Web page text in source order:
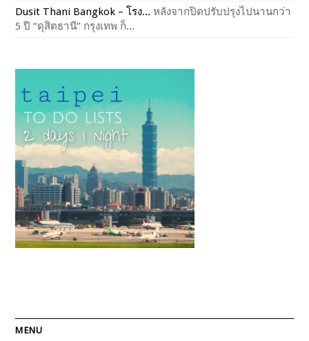
Dusit Thani Bangkok – โรง... หลังจากปิดปรับปรุงไปนานกว่า
5 ปี “ดุสิตธานี” กรุงเทพ ก็...
MENU